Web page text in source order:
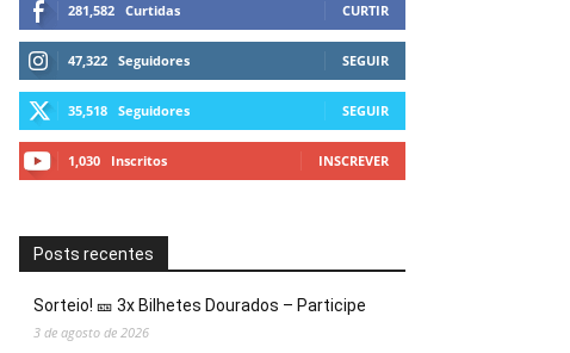
281,582 Curtidas CURTIR
47,322 Seguidores SEGUIR
35,518 Seguidores SEGUIR
1,030 Inscritos INSCREVER
Posts recentes
Sorteio! 🎫 3x Bilhetes Dourados – Participe
3 de agosto de 2026